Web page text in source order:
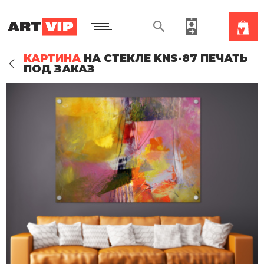
КАРТИНА НА СТЕКЛЕ KNS-87 ПЕЧАТЬ
ПОД ЗАКАЗ